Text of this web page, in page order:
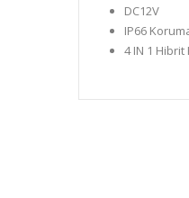
DC12V
IP66
4 IN 1 Hibrit